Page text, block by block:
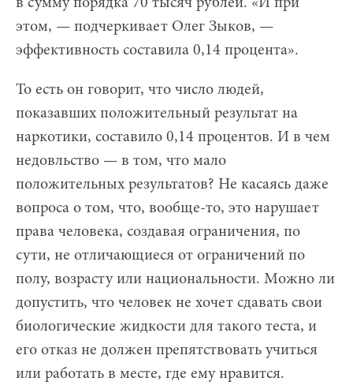
в сумму порядка 70 тысяч рублей. «И при
этом, — подчеркивает Олег Зыков, —
эффективность составила 0,14 процента».
То есть он говорит, что число людей,
показавших положительный результат на
наркотики, составило 0,14 процентов. И в чем
недовльство — в том, что мало
положительных результатов? Не касаясь даже
вопроса о том, что, вообще-то, это нарушает
права человека, создавая ограничения, по
сути, не отличающиеся от ограничений по
полу, возрасту или национальности. Можно ли
допустить, что человек не хочет сдавать свои
биологические жидкости для такого теста, и
его отказ не должен препятствовать учиться
или работать в месте, где ему нравится.